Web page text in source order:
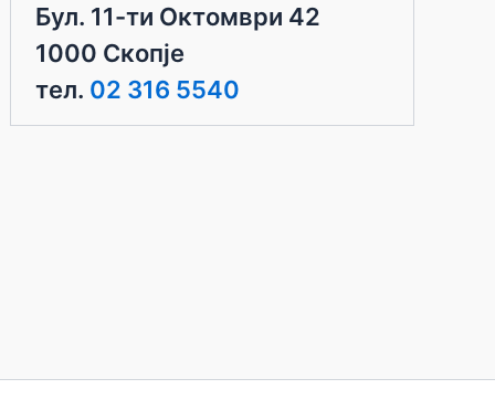
дом
“Даре
Џамбаз”
на
врв
Бул. 11-ти Октомври 42
1000 Скопје
тел. 02 316 5540